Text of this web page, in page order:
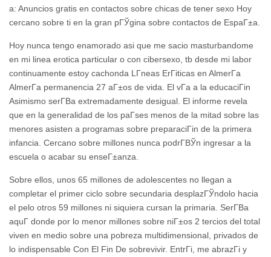
a: Anuncios gratis en contactos sobre chicas de tener sexo Hoy
cercano sobre ti en la gran pГЎgina sobre contactos de EspaГ±a.
Hoy nunca tengo enamorado asi que me sacio masturbandome
en mi linea erotica particular o con cibersexo, tb desde mi labor
continuamente estoy cachonda LГ­neas ErГіticas en AlmerГ­a
AlmerГ­a permanencia 27 aГ±os de vida. El vГ­a a la educaciГіn
Asimismo serГ­В­a extremadamente desigual. El informe revela
que en la generalidad de los paГ­ses menos de la mitad sobre las
menores asisten a programas sobre preparaciГіn de la primera
infancia. Cercano sobre millones nunca podrГ­ВЎn ingresar a la
escuela o acabar su enseГ±anza.
Sobre ellos, unos 65 millones de adolescentes no llegan a
completar el primer ciclo sobre secundaria desplazГЎndolo hacia
el pelo otros 59 millones ni siquiera cursan la primaria. SerГ­В­a
aquГ­ donde por lo menor millones sobre niГ±os 2 tercios del total
viven en medio sobre una pobreza multidimensional, privados de
lo indispensable Con El Fin De sobrevivir. EntrГі, me abrazГі y